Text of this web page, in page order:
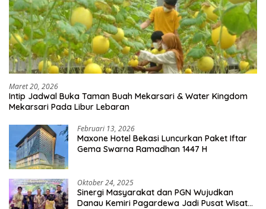
Maret 20, 2026
Intip Jadwal Buka Taman Buah Mekarsari & Water Kingdom
Mekarsari Pada Libur Lebaran
Februari 13, 2026
Maxone Hotel Bekasi Luncurkan Paket Iftar
Gema Swarna Ramadhan 1447 H
Oktober 24, 2025
Sinergi Masyarakat dan PGN Wujudkan
Danau Kemiri Pagardewa Jadi Pusat Wisata